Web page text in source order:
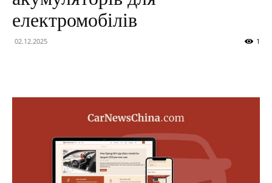
електромобілів
02.12.2025 1